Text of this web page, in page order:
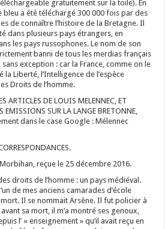
téléchargeable gratuitement sur la toile). En
bleu a été téléchargé 300 000 fois par des
de connaître l’histoire de la Bretagne. Il
dans plusieurs pays étrangers, en
les pays russophones. Le nom de son
banni de tous les merdias français
exception : car la France, comme on le
la Liberté, l’Intelligence de l’espèce
Droits de l’homme.
ARTICLES DE LOUIS MELENNEC, ET
EMISSIONS SUR LA LANGE BRETONNE,
dans le case Google : Mélennec
Morbihan, reçue le 25 décembre 2016.
droits de l’homme : un pays médiéval.
de mes anciens camarades d’école
Il se nommait Arsène. Il fut policier à
avant sa mort, il m’a montré ses genoux,
l’ « enseignement » qu’il avait reçu en